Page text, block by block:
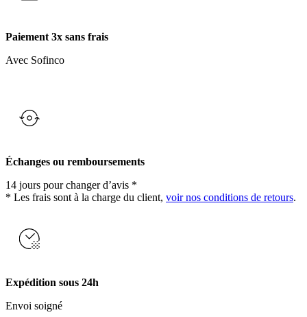
Paiement 3x sans frais
Avec Sofinco
Échanges ou remboursements
14 jours pour changer d’avis *
* Les frais sont à la charge du client, voir nos conditions de retours.
Expédition sous 24h
Envoi soigné